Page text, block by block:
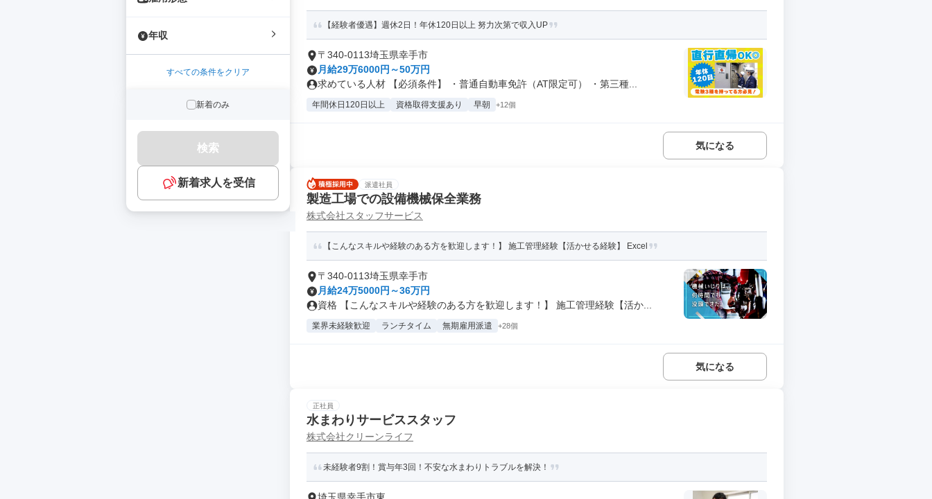
年収
すべての条件をクリア
新着のみ
検索
新着求人を受信
【経験者優遇】週休2日！年休120日以上 努力次第で収入UP
〒340-0113埼玉県幸手市
月給29万6000円～50万円
求めている人材 【必須条件】 ・普通自動車免許（AT限定可） ・第三種...
年間休日120日以上 資格取得支援あり 早朝 +12個
気になる
派遣社員
製造工場での設備機械保全業務
株式会社スタッフサービス
【こんなスキルや経験のある方を歓迎します！】 施工管理経験【活かせる経験】 Excel
〒340-0113埼玉県幸手市
月給24万5000円～36万円
資格 【こんなスキルや経験のある方を歓迎します！】 施工管理経験【活か...
業界未経験歓迎 ランチタイム 無期雇用派遣 +28個
気になる
正社員
水まわりサービススタッフ
株式会社クリーンライフ
未経験者9割！賞与年3回！不安な水まわりトラブルを解決！